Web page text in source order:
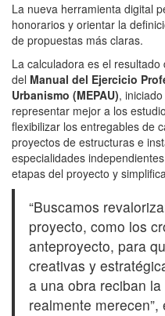
La nueva herramienta digital
honorarios y orientar la
de propuestas más claras.
La calculadora es el
del Manual del Ejercicio
Urbanismo (MEPAU),
representar mejor a los
flexibilizar los entregables de
proyectos de estructuras e
especialidades
etapas del proyecto y
“Buscamos
proyecto, como los
anteproyecto, para
creativas y
a una obra reciban
realmente